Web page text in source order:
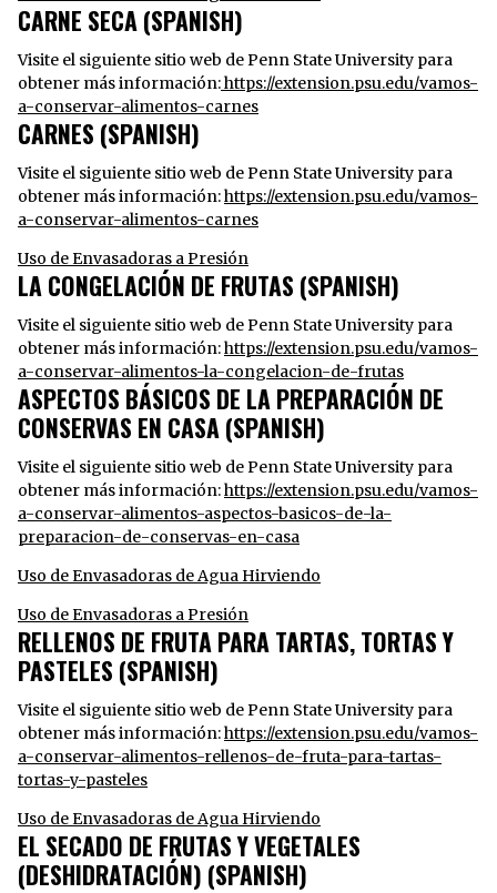
CARNE SECA (SPANISH)
Visite el siguiente sitio web de Penn State University para
obtener más información:https://extension.psu.edu/vamos-
a-conservar-alimentos-carnes
CARNES (SPANISH)
Visite el siguiente sitio web de Penn State University para
obtener más información:https://extension.psu.edu/vamos-
a-conservar-alimentos-carnes
Uso de Envasadoras a Presión
LA CONGELACIÓN DE FRUTAS (SPANISH)
Visite el siguiente sitio web de Penn State University para
obtener más información:https://extension.psu.edu/vamos-
a-conservar-alimentos-la-congelacion-de-frutas
ASPECTOS BÁSICOS DE LA PREPARACIÓN DE
CONSERVAS EN CASA (SPANISH)
Visite el siguiente sitio web de Penn State University para
obtener más información:https://extension.psu.edu/vamos-
a-conservar-alimentos-aspectos-basicos-de-la-
preparacion-de-conservas-en-casa
Uso de Envasadoras de Agua Hirviendo
Uso de Envasadoras a Presión
RELLENOS DE FRUTA PARA TARTAS, TORTAS Y
PASTELES (SPANISH)
Visite el siguiente sitio web de Penn State University para
obtener más información:https://extension.psu.edu/vamos-
a-conservar-alimentos-rellenos-de-fruta-para-tartas-
tortas-y-pasteles
Uso de Envasadoras de Agua Hirviendo
EL SECADO DE FRUTAS Y VEGETALES
(DESHIDRATACIÓN) (SPANISH)